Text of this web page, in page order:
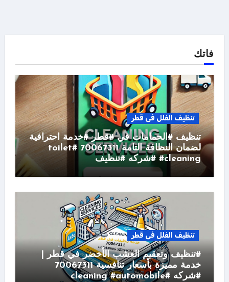
فاتك
تنظيف الفلل فى قطر
تنظيف #الحمامات في #قطر #خدمة احترافية
لضمان النظافة التامة 70067311 #toilet
#cleaning #شركه #تنظيف
تنظيف الفلل فى قطر
#تنظيف وتعقيم العشب الأخضر في قطر |
خدمة مميزة بأسعار تنافسية 70067311
#شركه #cleaning #automobile